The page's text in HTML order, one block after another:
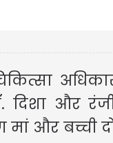
दिशा और
और बच्ची